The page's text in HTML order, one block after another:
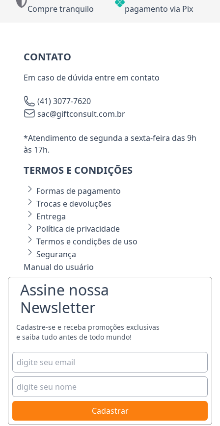
Compre tranquilo
pagamento via Pix
CONTATO
Em caso de dúvida entre em contato
(41) 3077-7620
sac@giftconsult.com.br
*Atendimento de segunda a sexta-feira das 9h
às 17h.
TERMOS E CONDIÇÕES
Formas de pagamento
Trocas e devoluções
Entrega
Política de privacidade
Termos e condições de uso
Segurança
Manual do usuário
Assine nossa
Newsletter
Cadastre-se e receba promoções exclusivas
e saiba tudo antes de todo mundo!
Cadastrar